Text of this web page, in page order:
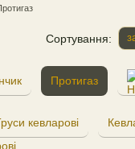
Сортування:
Протигаз
кевларові